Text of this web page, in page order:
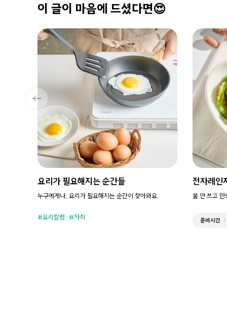
이 글이 마음에 드셨다면😍
요리가 필요해지는 순간들
누구에게나, 요리가 필요해지는 순간이 찾아와요.
요리칼럼 자취
전자레인
불 안 쓰고
준비시간